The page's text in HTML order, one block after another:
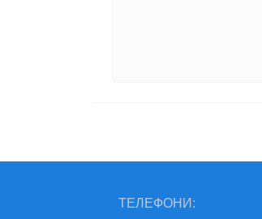
ТЕЛЕФОНИ: